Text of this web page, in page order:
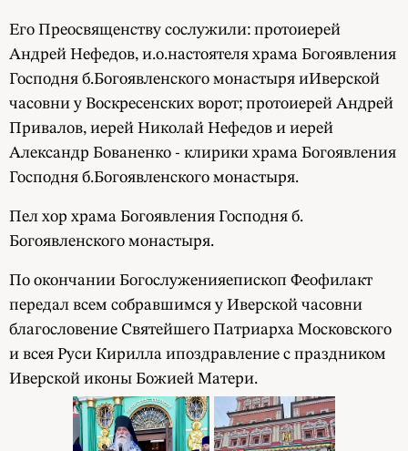
Его Преосвященству сослужили: протоиерей
Андрей Нефедов, и.о.настоятеля храма Богоявления
Господня б.Богоявленского монастыря иИверской
часовни у Воскресенских ворот; протоиерей Андрей
Привалов, иерей Николай Нефедов и иерей
Александр Бованенко - клирики храма Богоявления
Господня б.Богоявленского монастыря.
Пел хор храма Богоявления Господня б.
Богоявленского монастыря.
По окончании Богослуженияепископ Феофилакт
передал всем собравшимся у Иверской часовни
благословение Святейшего Патриарха Московского
и всея Руси Кирилла ипоздравление с праздником
Иверской иконы Божией Матери.